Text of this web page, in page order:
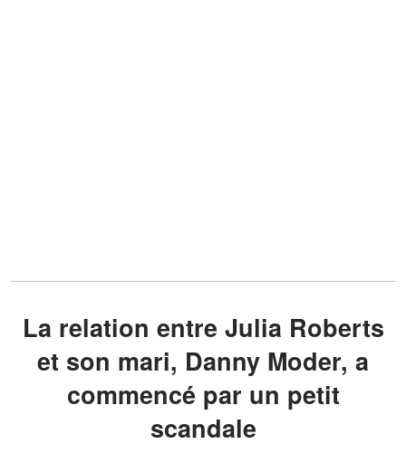
La relation entre Julia Roberts
et son mari, Danny Moder, a
commencé par un petit
scandale